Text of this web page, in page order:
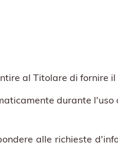
al Titolare di fornire
durante
alle richieste